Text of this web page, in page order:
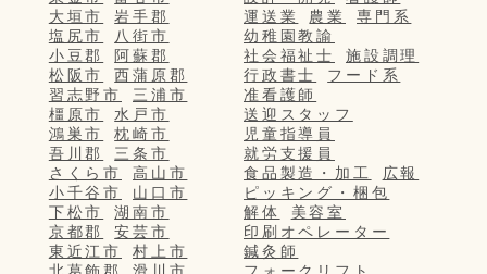
大垣市
岩手郡
塩尻市
八街市
小豆郡
阿蘇郡
松阪市
西蒲原郡
習志野市
三浦市
橿原市
水戸市
鴻巣市
枕崎市
吾川郡
三条市
さくら市
高山市
小千谷市
山口市
下松市
湖南市
京都郡
安芸市
東近江市
村上市
運送業
農業
専門系
幼稚園教諭
社会福祉士
施設調理
行政書士
フード系
准看護師
送迎スタッフ
児童指導員
就労支援員
食品製造・加工
広報
ピッキング・梱包
解体
美容室
印刷オペレーター
鍼灸師